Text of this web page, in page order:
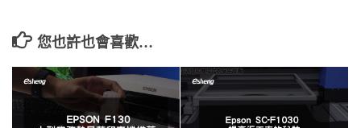
您也許也會喜歡…